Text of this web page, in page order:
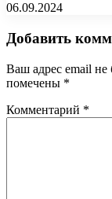
06.09.2024
Добавить
Ваш адрес email не
помечены *
Комментарий *